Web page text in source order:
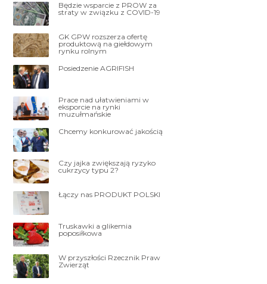
Będzie wsparcie z PROW za
straty w związku z COVID-19
GK GPW rozszerza ofertę
produktową na giełdowym
rynku rolnym
Posiedzenie AGRIFISH
Prace nad ułatwieniami w
eksporcie na rynki
muzułmańskie
Chcemy konkurować jakością
Czy jajka zwiększają ryzyko
cukrzycy typu 2?
Łączy nas PRODUKT POLSKI
Truskawki a glikemia
poposiłkowa
W przyszłości Rzecznik Praw
Zwierząt